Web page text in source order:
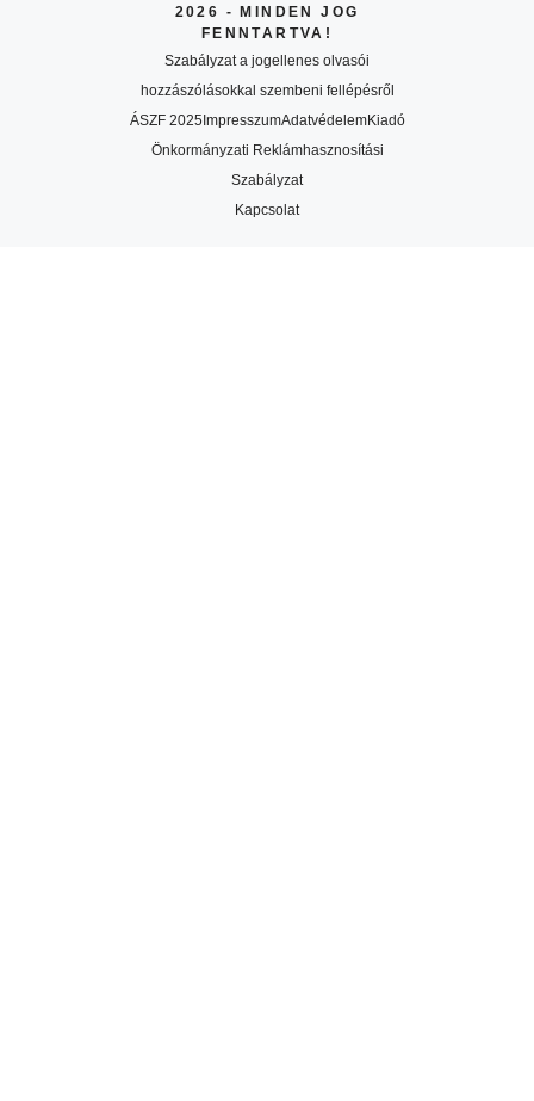
2026 - MINDEN JOG
FENNTARTVA!
Szabályzat a jogellenes olvasói
hozzászólásokkal szembeni fellépésről
ÁSZF 2025ImpresszumAdatvédelemKiadó
Önkormányzati Reklámhasznosítási
Szabályzat
Kapcsolat